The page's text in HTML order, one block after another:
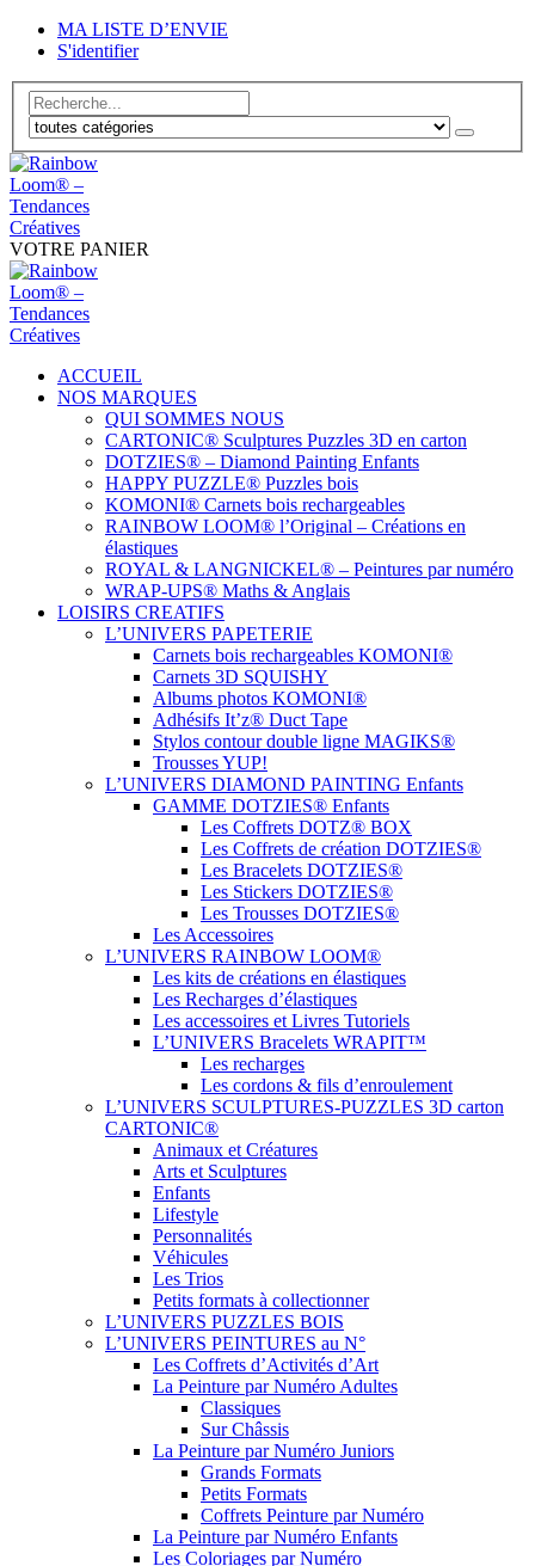
MA LISTE D’ENVIE
S'identifier
VOTRE PANIER
ACCUEIL
NOS MARQUES
QUI SOMMES NOUS
CARTONIC® Sculptures Puzzles 3D en carton
DOTZIES® – Diamond Painting Enfants
HAPPY PUZZLE® Puzzles bois
KOMONI® Carnets bois rechargeables
RAINBOW LOOM® l’Original – Créations en
élastiques
ROYAL & LANGNICKEL® – Peintures par numéro
WRAP-UPS® Maths & Anglais
LOISIRS CREATIFS
L’UNIVERS PAPETERIE
Carnets bois rechargeables KOMONI®
Carnets 3D SQUISHY
Albums photos KOMONI®
Adhésifs It’z® Duct Tape
Stylos contour double ligne MAGIKS®
Trousses YUP!
L’UNIVERS DIAMOND PAINTING Enfants
GAMME DOTZIES® Enfants
Les Coffrets DOTZ® BOX
Les Coffrets de création DOTZIES®
Les Bracelets DOTZIES®
Les Stickers DOTZIES®
Les Trousses DOTZIES®
Les Accessoires
L’UNIVERS RAINBOW LOOM®
Les kits de créations en élastiques
Les Recharges d’élastiques
Les accessoires et Livres Tutoriels
L’UNIVERS Bracelets WRAPIT™
Les recharges
Les cordons & fils d’enroulement
L’UNIVERS SCULPTURES-PUZZLES 3D carton
CARTONIC®
Animaux et Créatures
Arts et Sculptures
Enfants
Lifestyle
Personnalités
Véhicules
Les Trios
Petits formats à collectionner
L’UNIVERS PUZZLES BOIS
L’UNIVERS PEINTURES au N°
Les Coffrets d’Activités d’Art
La Peinture par Numéro Adultes
Classiques
Sur Châssis
La Peinture par Numéro Juniors
Grands Formats
Petits Formats
Coffrets Peinture par Numéro
La Peinture par Numéro Enfants
Les Coloriages par Numéro